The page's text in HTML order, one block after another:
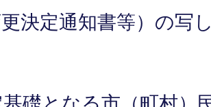
決定通知書等）の写